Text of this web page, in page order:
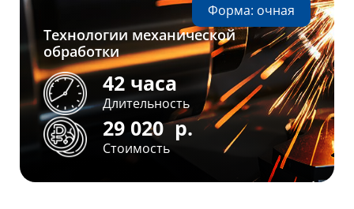
Форма: очная
Технологии механической
обработки
42 часа
Длительность
29 020р.
Стоимость